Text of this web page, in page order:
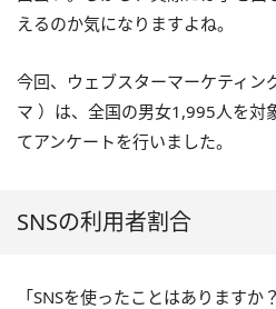
えるのか気になりますよね。
今回、ウェブスターマーケティ
マ ）は、全国の男女1,995人を対
てアンケートを行いました。
SNSの利用者割合
「SNSを使ったことはあります